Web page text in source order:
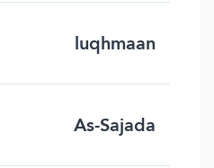
luqhmaan
As-Sajada